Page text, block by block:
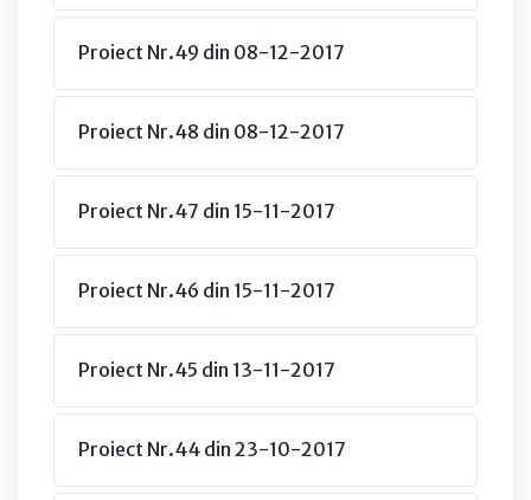
Proiect Nr.49 din 08-12-2017
Proiect Nr.48 din 08-12-2017
Proiect Nr.47 din 15-11-2017
Proiect Nr.46 din 15-11-2017
Proiect Nr.45 din 13-11-2017
Proiect Nr.44 din 23-10-2017